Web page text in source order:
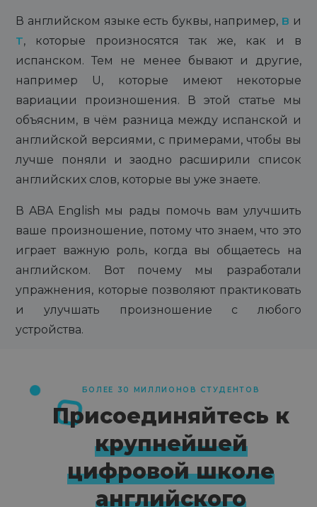
В английском языке есть буквы, например, B и
T, которые произносятся так же, как и в
испанском. Тем не менее бывают и другие,
например U, которые имеют некоторые
вариации произношения. В этой статье мы
объясним, в чём разница между испанской и
английской версиями, с примерами, чтобы вы
лучше поняли и заодно расширили список
английских слов, которые вы уже знаете.
В ABA English мы рады помочь вам улучшить
ваше произношение, потому что знаем, что это
играет важную роль, когда вы общаетесь на
английском. Вот почему мы разработали
упражнения, которые позволяют практиковать
и улучшать произношение с любого
устройства.
БОЛЕЕ 30 МИЛЛИОНОВ СТУДЕНТОВ
Присоединяйтесь к
крупнейшей
цифровой школе
английского